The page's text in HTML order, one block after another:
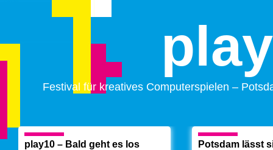
Festival für kreatives Computerspielen –
play10 – Bald geht es los
Potsdam lässt